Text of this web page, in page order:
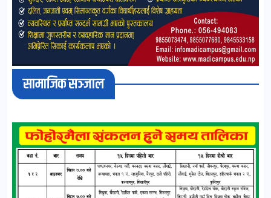
सामाजिक सञ्जाल